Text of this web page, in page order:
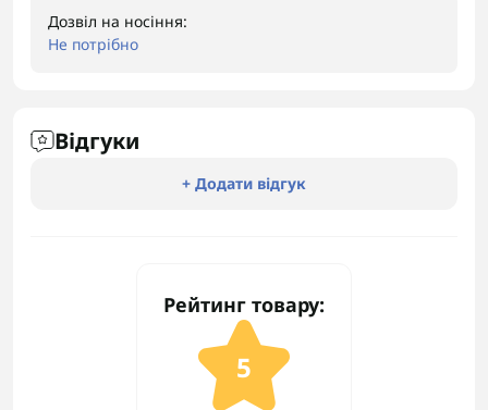
Дозвіл на носіння:
Не потрібно
Відгуки
+ Додати відгук
Рейтинг товару:
5